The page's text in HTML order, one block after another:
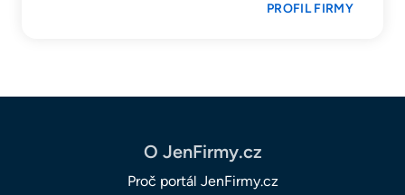
PROFIL FIRMY
O JenFirmy.cz
Proč portál JenFirmy.cz